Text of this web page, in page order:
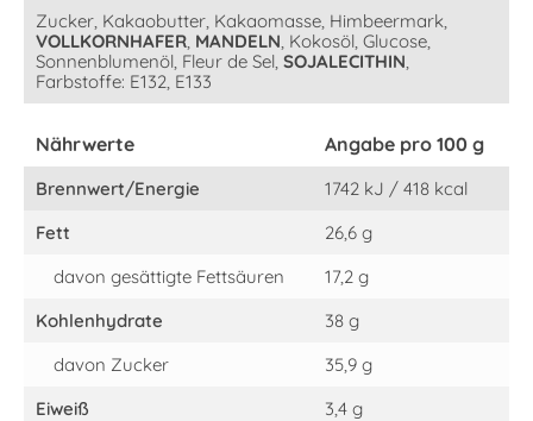
Zucker, Kakaobutter, Kakaomasse, Himbeermark,
VOLLKORNHAFER, MANDELN, Kokosöl, Glucose,
Sonnenblumenöl, Fleur de Sel, SOJALECITHIN,
Farbstoffe: E132, E133
Nährwerte Angabe pro 100 g
Brennwert/Energie
1742 kJ / 418 kcal
Fett
26,6 g
davon gesättigte Fettsäuren
17,2 g
Kohlenhydrate
38 g
davon Zucker
35,9 g
Eiweiß
3,4 g